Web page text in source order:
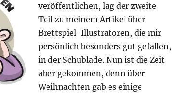
veröffentlichen, lag der zweite
Teil zu meinem Artikel über
Brettspiel-Illustratoren, die mir
persönlich besonders gut gefallen,
in der Schublade. Nun ist die Zeit
aber gekommen, denn über
Weihnachten gab es einige